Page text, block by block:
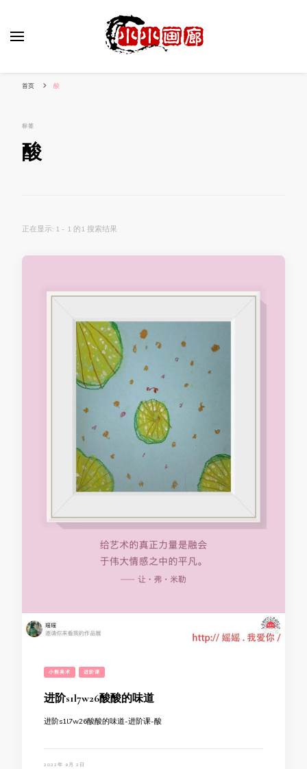
首页 酸
标签
酸
正在显示: 1 - 1 的1 搜索结果
小熊美术 进阶课
进阶s1l7w26酸酸的味道
进阶s1l7w26酸酸的味道-进阶课-酸
2022年 9月 2日